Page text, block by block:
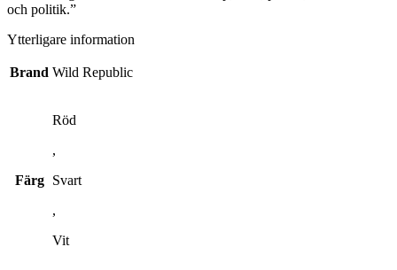
och politik.”
Ytterligare information
Brand Wild Republic
Färg
Röd
,
Svart
,
Vit